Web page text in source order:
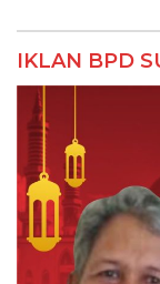
IKLAN BPD